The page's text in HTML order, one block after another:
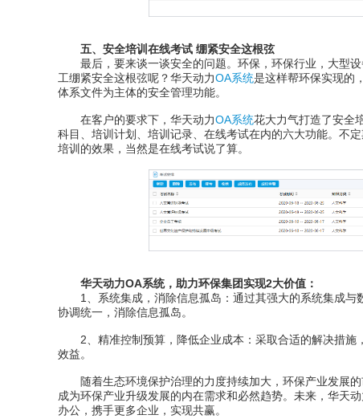
五、安全培训在线考试 绷紧安全这根弦
最后，要来谈一谈安全的问题。环保，环保行业，大型设
工绷紧安全这根弦呢？华天动力OA系统是这样帮环保实现的
体系文件为主体的安全管理功能。
在客户的要求下，华天动力OA系统花大力气打造了安全
科目、培训计划、培训记录、在线考试在内的六大功能。不
培训的效果，当然是在线考试说了算。
华天动力OA系统，助力环保集团实现2大价值：
1、系统集成，消除信息孤岛：通过其强大的系统集成与
协调统一，消除信息孤岛。
2、精准控制预算，降低企业成本：采取合适的解决措施
效益。
随着生态环境保护治理的力度持续加大，环保产业发展的
成为环保产业升级发展的内在需求和必然趋势。未来，华天动
办公，携手更多企业，实现共赢。